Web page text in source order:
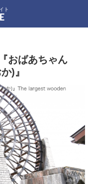
ト
おばあちゃん
)』